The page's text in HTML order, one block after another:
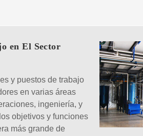
en El Sector
y puestos de trabajo
en varias áreas
ingeniería, y
objetivos y funciones
más grande de